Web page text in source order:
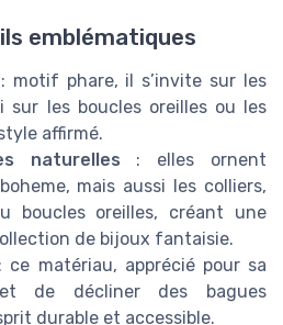
emblématiques
: motif phare, il s’invite sur les
sur les boucles oreilles ou les
affirmé.
naturelles : elles ornent
mais aussi les colliers,
boucles oreilles, créant une
de bijoux fantaisie.
: ce matériau, apprécié pour sa
de décliner des bagues
durable et accessible.